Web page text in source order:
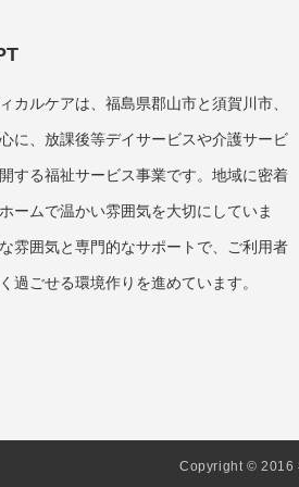
カルケアは、福島県郡山市と須賀川市、
に、放課後等デイサービスや介護サービ
する福祉サービス事業です。地域に密着
ームで温かい雰囲気を大切にしていま
雰囲気と専門的なサポートで、ご利用者
過ごせる環境作りを進めています。
Copyright © 2016